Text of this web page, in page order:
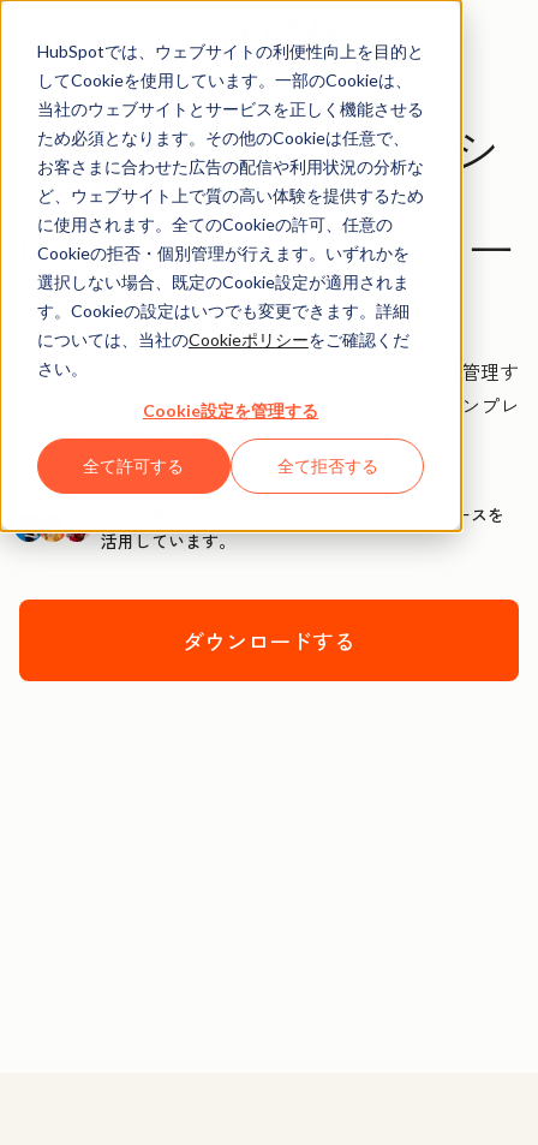
HubSpotでは、ウェブサイトの利便性向上を目的と
してCookieを使用しています。一部のCookieは、
当社のウェブサイトとサービスを正しく機能させる
ため必須となります。その他のCookieは任意で、
お客さまに合わせた広告の配信や利用状況の分析な
ど、ウェブサイト上で質の高い体験を提供するため
に使用されます。全てのCookieの許可、任意の
Cookieの拒否・個別管理が行えます。いずれかを
選択しない場合、既定のCookie設定が適用されま
す。Cookieの設定はいつでも変更できます。詳細
については、当社のCookieポリシーをご確認くだ
さい。
Cookie設定を管理する
全て許可する 全て拒否する
マーケティングダッシ
ュボード - Excel,
Google スプレッドシー
ト
実施中のマーケティングキャンペーンの成果を追跡管理す
るために、このマーケティングダッシュボードのテンプレ
ートをお役立てください。
すでに数千人のプロフェッショナルがこのリソースを
活用しています。
ダウンロードする